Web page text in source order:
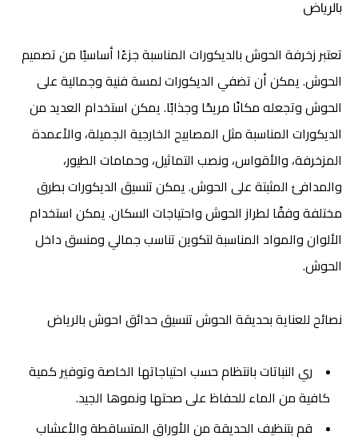
بالرياض
تعتبر زخرفة الحوش بالديكورات المناسبة جزءًا أساسيًا من تصميم
الحوش. يمكن أن تضفي الديكورات لمسة فنية وجمالية على
الحوش وتجعله مكانًا مريحًا وجذابًا. يمكن استخدام العديد من
الديكورات المناسبة مثل المصابيح الخارجية الجميلة، والأعمدة
المزخرفة، والأقواس، ونصب التماثيل، وحمامات الطيور،
والمدافئ المثبتة على الحوش. يمكن تنسيق الديكورات بطرق
مختلفة وفقًا لطراز الحوش واحتياجات السكان. يمكن استخدام
الألوان والمواد المناسبة لتكوين تناسب جمالي ومنسق داخل
الحوش.
نصائح للعناية بحديقة الحوشتنسيق حدائق احوش بالرياض
ري النباتات بانتظام حسب احتياجاتها الخاصة وتوفير كمية
كافية من الماء للحفاظ على صحتها ونموها الجيد.
قم بتنظيف الحديقة من الأوراق المتساقطة والأعشاب